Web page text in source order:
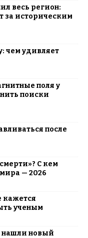
весь регион:
за историческим
чем удивляет
поля у
поиски
после
С кем
— 2026
кажется
ученым
нашли новый